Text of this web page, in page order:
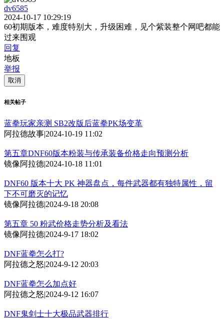
dv6585
2024-10-17 10:29:19
60初期版本，难度特别大，升级困难，见个紫装整个网吧都能
过来围观
回复
地板
举报
取消
相关帖子
蓝拳玩家亲测 SB2改版后蓝拳PK场变革
阿拉德故事|2024-10-19 11:02
第五章DNF60版本粉装与传承装备价格走向预测分析
镜像阿拉德|2024-10-18 11:01
DNF60 版本十大 PK 神器盘点，每件武器都有独特属性，留
下不可磨灭的记忆
镜像阿拉德|2024-9-18 20:08
第五章 50 粉武价格走势分析及看法
镜像阿拉德|2024-9-17 18:02
DNF蓝拳怎么打?
阿拉德之怒|2024-9-12 20:03
DNF蓝拳怎么加点好
阿拉德之怒|2024-9-12 16:07
DNF鬼剑士十大极品武器排行